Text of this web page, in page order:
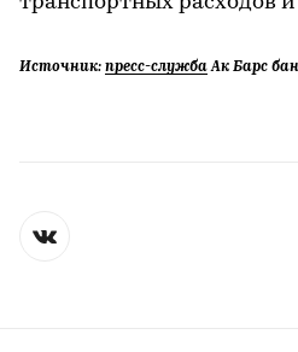
Источник: пресс-службаАк Барс